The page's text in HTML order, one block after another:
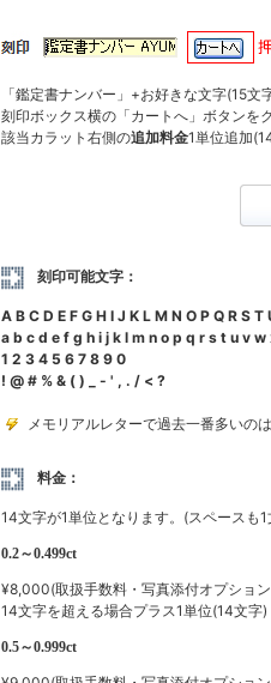
「鑑定書ナンバー」+お好きな文字(15
刻印ボックス横の「カートへ」ボタンを
該当カラット右側の追加料金1単位追加
刻印可能文字：
A B C D E F G H I J K L M N O P Q R S
a b c d e f g h i j k l m n o p q r s t u v w
1 2 3 4 5 6 7 8 9 0
! @ # % & ( ) _ - ' , . / < ?
メモリアルレターで過去一番多いの
料金：
14文字が1単位となります。(スペースも
0.2～0.499ct
¥8,000(取扱手数料・写真添付オプショ
14文字を超える場合プラス1単位(14文
0.5～0.999ct